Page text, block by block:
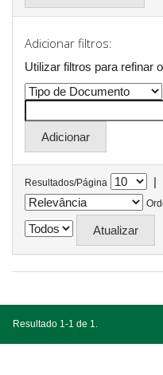
Adicionar filtros:
Utilizar filtros para refinar
Resultados/Página |
Resultado 1-1 de 1.